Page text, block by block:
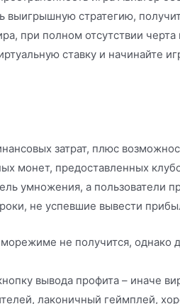
выигрышную стратегию,
при полном отсутствии
ставку и начинайте
затрат, плюс
монет, предоставленных
умножения, а
не успевшие вывести
не получится, однако
вывода профита – иначе
лаконичный геймплей,